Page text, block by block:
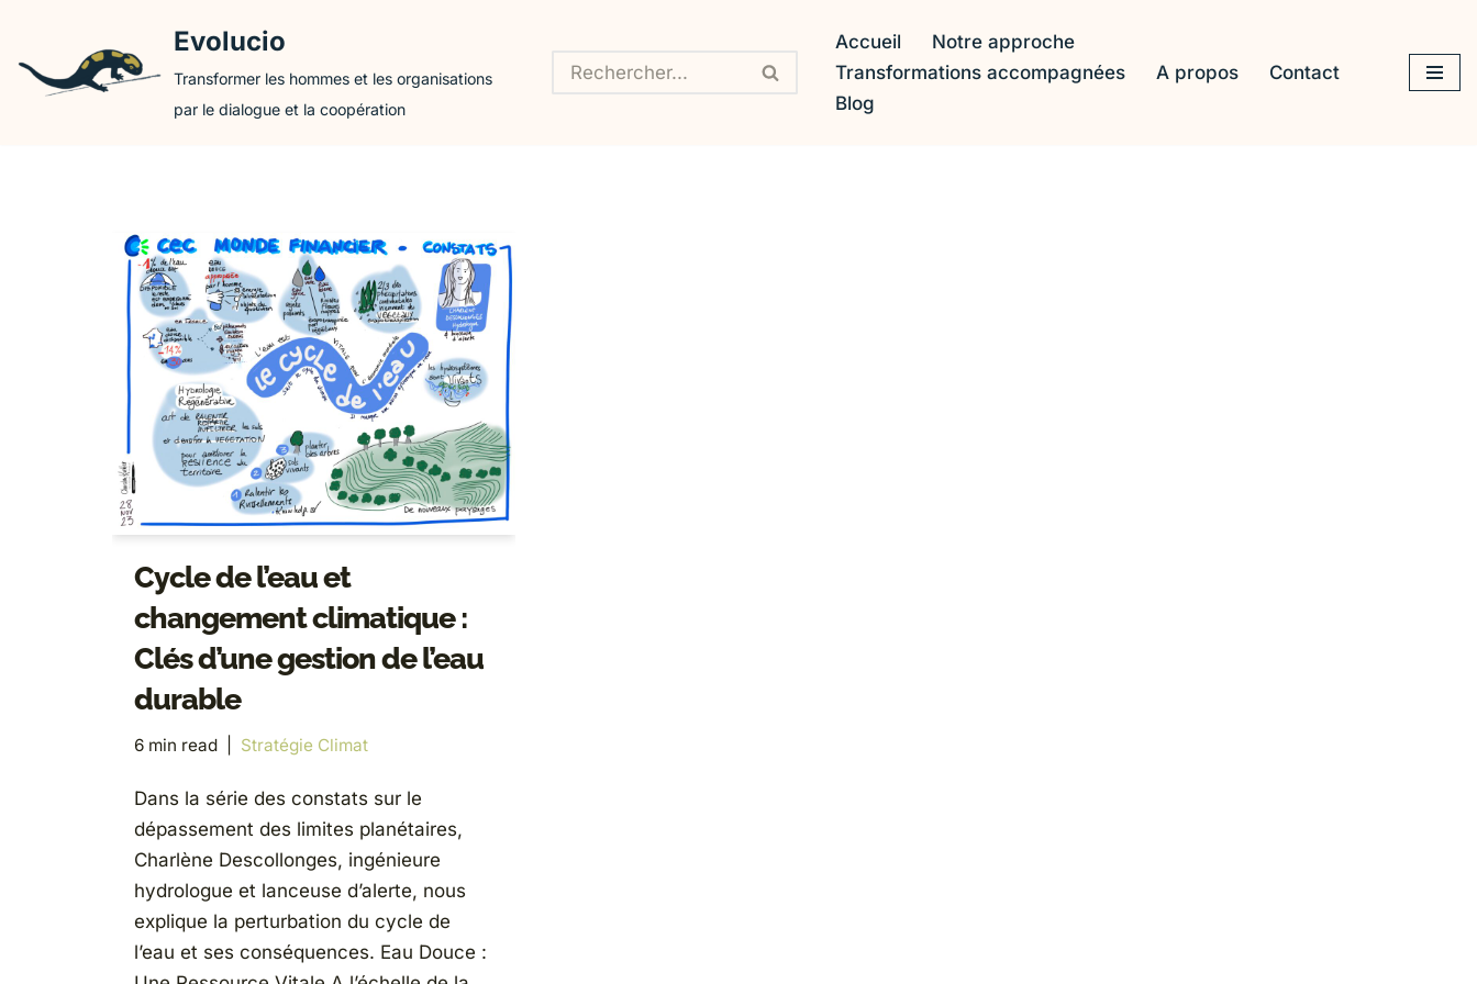
Aller
Evolucio
Transformer les hommes et les organisations
par le dialogue et la coopération
Accueil
Notre approche
Transformations accompagnées
A propos
Contact
Blog
Cycle de l’eau et
changement climatique :
Clés d’une gestion de l’eau
durable
6 min read Stratégie Climat
Dans la série des constats sur le
dépassement des limites planétaires,
Charlène Descollonges, ingénieure
hydrologue et lanceuse d’alerte, nous
explique la perturbation du cycle de
l’eau et ses conséquences. Eau Douce :